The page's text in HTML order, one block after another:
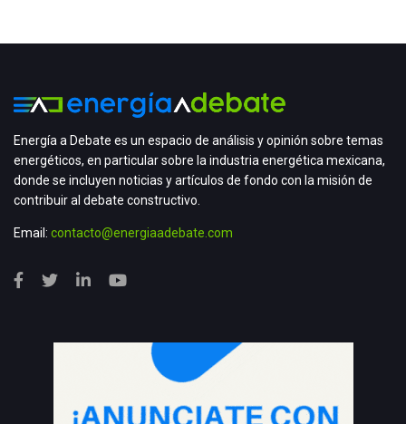
Energía a Debate es un espacio de análisis y opinión sobre temas
energéticos, en particular sobre la industria energética mexicana,
donde se incluyen noticias y artículos de fondo con la misión de
contribuir al debate constructivo.
Email: contacto@energiaadebate.com